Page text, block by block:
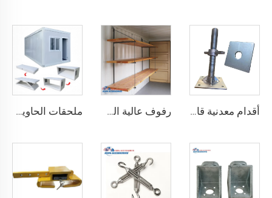
أقدام معدنية قابلة للتعديل لتسوية حاويات الشحن الثقيلة من 75 مم حتى 260 مم بسعة تحمل 12000 كجم رفوف عالية الجودة لحاويات الشحن تعليق رفوف لحاويات الشحن البحرية ملحقات الحاوية المصنوعة في الصين مستقرة وجودتها عالية، منزل حاوية قابل للطي مسبقاً